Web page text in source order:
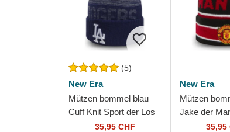
(5)
New Era
Mützen bommel blau
Cuff Knit Sport der Los
Angeles Dodgers MLB
35,95 CHF
New Era
Mützen
Jake der
United35,95